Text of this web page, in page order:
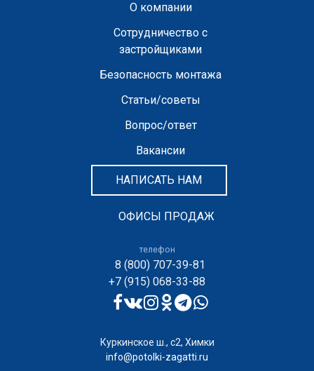
О компании
Сотрудничество с
застройщиками
Безопасность монтажа
Статьи/советы
Вопрос/ответ
Вакансии
НАПИСАТЬ НАМ
ОФИСЫ ПРОДАЖ
телефон
8 (800) 707-39-81
+7 (915) 068-33-88
Куркинское ш., с2, Химки
info@potolki-zagatti.ru